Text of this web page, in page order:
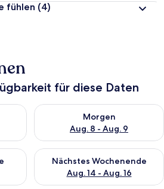
fühlen (4)
für diese Daten
für heute Nacht, Aug. 7 - Aug. 8.
Morgen
Aug. 8 - Aug. 9
Überprüfe die Verfügbarkeit
für dieses Wochenende, Aug. 7
Nächstes Wochenende
Aug. 14 - Aug. 16
Überprüfe die Verfügbarkeit